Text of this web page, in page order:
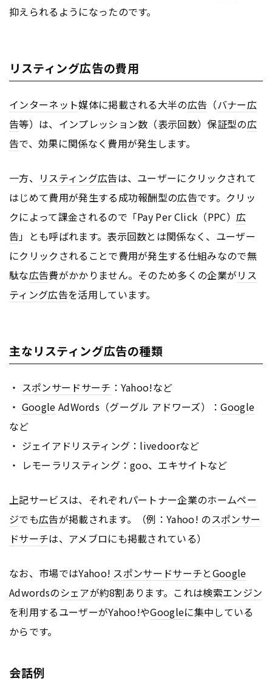
抑えられるようになったのです。
リスティング広告の費用
インターネット媒体に掲載される大半の広告 （バナー広
告等）は、インプレッション数（表示回数）保証型の広
告で、効果に関係なく費用が発生します。
一方、 リスティング広告は、ユーザーにクリックされて
はじめて費用が発生する成功報酬型の広告です。クリッ
クによって課金されるので「Pay Per Click（PPC） 広
告」とも呼ばれます。表示回数とは関係なく、ユーザー
にクリックされることで費用が発生する仕組みなので無
駄な広告費がかかりません。そのため多くの企業がリス
ティング広告を活用しています。
主なリスティング広告の種類
・ スポンサードサーチ ：Yahoo!など
・ Google AdWords（グーグル アドワーズ）：Google
など
・ ジェイアドリスティング：livedoorなど
・ レモーラリスティング：goo、エキサイトなど
上記サービスは、それぞれパートナー企業のホームペー
ジでも広告が掲載されます。（例：Yahoo! のスポンサー
ドサーチは、アメブロにも掲載されている）
なお、市場ではYahoo! スポンサードサーチとGoogle
Adwordsのシェアが約8割あります。これは検索エンジン
を利用するユーザーがYahoo!やGoogleに集中している
からです。
会話例